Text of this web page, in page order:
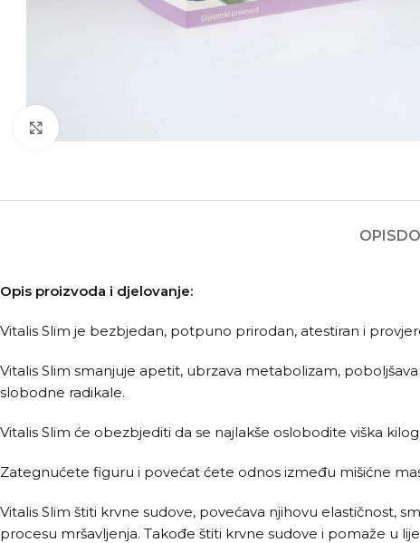
OPIS
Opis proizvoda i djelovanje:
Vitalis Slim je bezbjedan, potpuno prirodan, atestiran i
Vitalis Slim smanjuje apetit, ubrzava metabolizam,
slobodne radikale.
Vitalis Slim će obezbjediti da se najlakše oslobodite viška
Zategnućete figuru i povećat ćete odnos između mišićne
Vitalis Slim štiti krvne sudove, povećava njihovu elastičnost,
procesu mršavljenja. Takođe štiti krvne sudove i pomaže u